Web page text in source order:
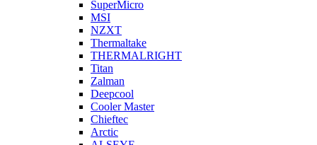
SuperMicro
MSI
NZXT
Thermaltake
THERMALRIGHT
Titan
Zalman
Deepcool
Cooler Master
Chieftec
Arctic